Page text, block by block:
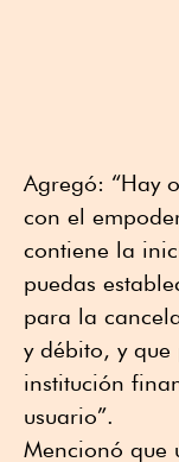
Agregó: “Hay
con el
contiene la
puedas
para la
y débito, y
institución
usuario”.
Mencionó que